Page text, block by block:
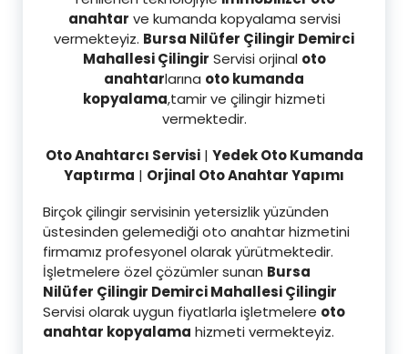
anahtar ve kumanda kopyalama servisi
vermekteyiz. Bursa Nilüfer Çilingir Demirci
Mahallesi Çilingir Servisi orjinal oto
anahtarlarına oto kumanda
kopyalama,tamir ve çilingir hizmeti
vermektedir.
Oto Anahtarcı Servisi| Yedek Oto Kumanda
Yaptırma | Orjinal Oto Anahtar Yapımı
Birçok çilingir servisinin yetersizlik yüzünden
üstesinden gelemediği oto anahtar hizmetini
firmamız profesyonel olarak yürütmektedir.
İşletmelere özel çözümler sunan Bursa
Nilüfer Çilingir Demirci Mahallesi Çilingir
Servisi olarak uygun fiyatlarla işletmelere oto
anahtar kopyalama hizmeti vermekteyiz.